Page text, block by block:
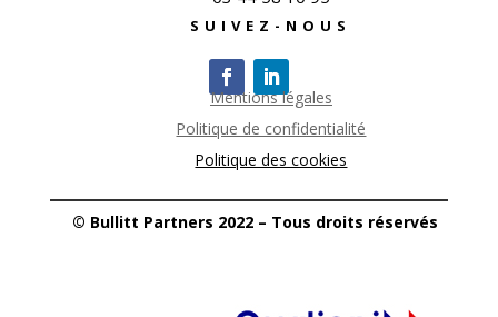
SUIVEZ-NOUS
Mentions légales
Politique de confidentialité
Politique des cookies
© Bullitt Partners 2022 – Tous droits réservés